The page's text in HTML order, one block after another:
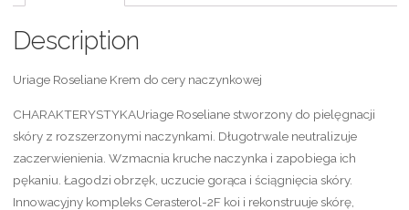
Description
Uriage Roseliane Krem do cery naczynkowej
CHARAKTERYSTYKAUriage Roseliane stworzony do pielęgnacji
skóry z rozszerzonymi naczynkami. Długotrwale neutralizuje
zaczerwienienia. Wzmacnia kruche naczynka i zapobiega ich
pękaniu. Łagodzi obrzęk, uczucie gorąca i ściągnięcia skóry.
Innowacyjny kompleks Cerasterol-2F koi i rekonstruuje skórę,